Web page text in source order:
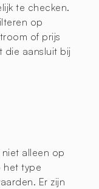
te checken.
op
of prijs
die aansluit bij
alleen op
het type
Er zijn